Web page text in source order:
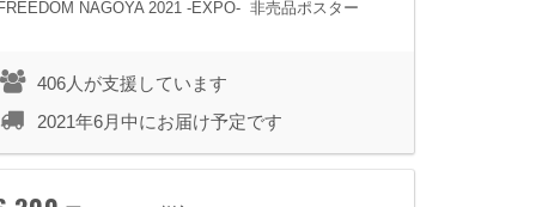
NAGOYA 2021 -EXPO- 非売品ポスター
406人が支援しています
2021年6月中にお届け予定です